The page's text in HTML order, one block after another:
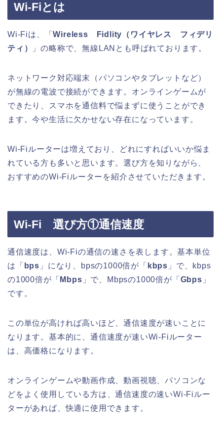
Wi-Fiとは
Wi-Fiは、「Wireless Fidlity（ワイヤレス フィデリ
ティ）
」の略称で、無線LANとも呼ばれております。
ネットワーク対応端末（パソコンやタブレットなど）
が無線の電波で接続ができます。オンラインゲームが
できたり、スマホを通信料で悩まずに使うことができ
ます。今や生活に欠かせない存在になっています。
Wi-Fiルーターは増えており、どれにすればいいか悩ま
れている方も多いと思います。選び方を知りながら、
おすすめのWi-Fiルーターを紹介させていただきます。
Wi-Fi 選び方①通信速度
通信速度は、Wi-Fiの通信の速さを表します。基本単位
は「 bps 」になり、bpsの1000倍が「 kbps 」で、kbps
の1000倍が「 Mbps 」で、Mbpsの1000倍が「 Gbps 」
です。
この単位が高ければ高いほど、通信速度が速いことに
なります。基本的に、通信速度が速いWi-Fiルーター
は、高価格になります。
オンラインゲームや動画作成、動画視聴、パソコンな
どをよく使用している方は、通信速度の速いWi-Fiルー
ターがあれば、快適に使用できます。